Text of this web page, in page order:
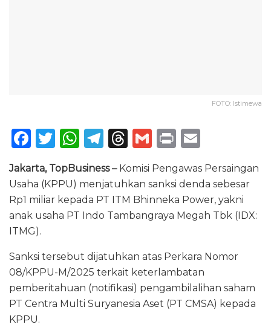
FOTO: Istimewa
F
c
e
b
o
o
k
T
w
it
te
r
W
h
a
ts
A
p
T
e
g
ra
T
re
a
d
G
ai
l
P
n
t
ai
l
Jakarta, TopBusiness – Komisi Pengawas Persaingan
Usaha (KPPU) menjatuhkan sanksi denda sebesar
Rp1 miliar kepada PT ITM Bhinneka Power, yakni
anak usaha PT Indo Tambangraya Megah Tbk (IDX:
ITMG).
Sanksi tersebut dijatuhkan atas Perkara Nomor
08/KPPU-M/2025 terkait keterlambatan
pemberitahuan (notifikasi) pengambilalihan saham
PT Centra Multi Suryanesia Aset (PT CMSA) kepada
KPPU.